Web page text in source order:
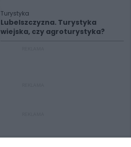
Turystyka
Lubelszczyzna. Turystyka
wiejska, czy agroturystyka?